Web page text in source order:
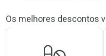
Os melhores descontos